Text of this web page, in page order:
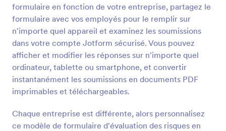
formulaire en fonction de votre entreprise, partagez le
formulaire avec vos employés pour le remplir sur
n'importe quel appareil et examinez les soumissions
dans votre compte Jotform sécurisé. Vous pouvez
afficher et modifier les réponses sur n'importe quel
ordinateur, tablette ou smartphone, et convertir
instantanément les soumissions en documents PDF
imprimables et téléchargeables.
Chaque entreprise est différente, alors personnalisez
ce modèle de formulaire d'évaluation des risques en